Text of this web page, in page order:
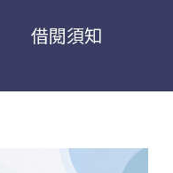
借閱須知